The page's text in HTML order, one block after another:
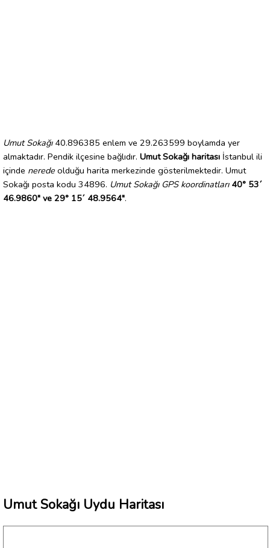
Umut Sokağı40.896385 enlem ve 29.263599 boylamda yer
almaktadır. Pendik ilçesine bağlıdır. Umut Sokağı haritası İstanbul ili
içinde nerede olduğu harita merkezinde gösterilmektedir. Umut
Sokağı posta kodu 34896. Umut Sokağı GPS koordinatları 40° 53´
46.9860" ve 29° 15´ 48.9564".
Umut Sokağı Uydu Haritası